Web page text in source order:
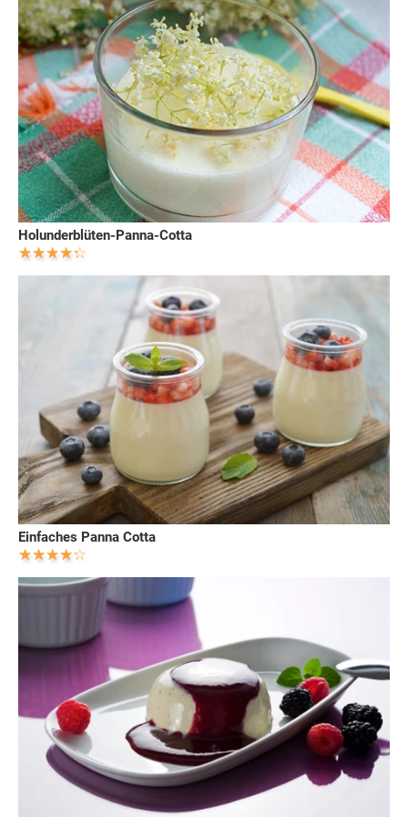
Holunderblüten-Panna-Cotta
Einfaches Panna Cotta